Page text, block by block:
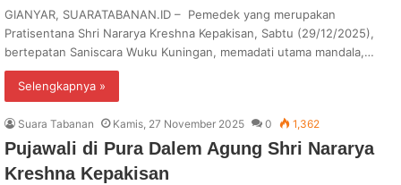
GIANYAR, SUARATABANAN.ID – Pemedek yang merupakan
Pratisentana Shri Nararya Kreshna Kepakisan, Sabtu (29/12/2025),
bertepatan Saniscara Wuku Kuningan, memadati utama mandala,…
Selengkapnya »
Suara Tabanan Kamis, 27 November 2025 0 1,362
Pujawali di Pura Dalem Agung Shri Nararya
Kreshna Kepakisan